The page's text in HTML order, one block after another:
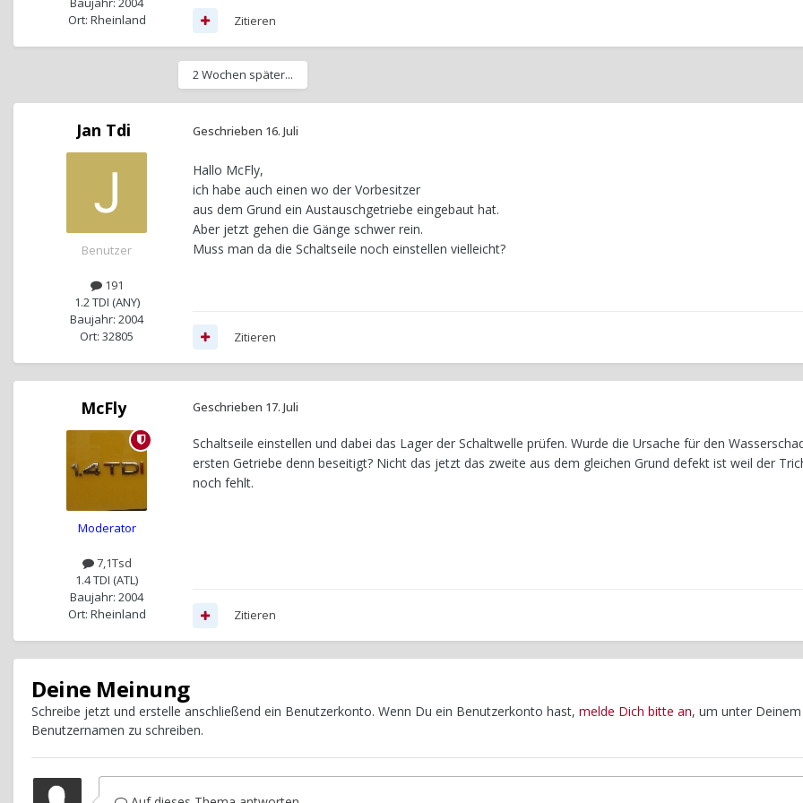
Ort: Rheinland
Zitieren
2 Wochen später...
Jan Tdi
Benutzer
191
1.2 TDI (ANY)
Baujahr: 2004
Ort: 32805
Geschrieben 16. Juli
Hallo McFly,
ich habe auch einen wo der Vorbesitzer
aus dem Grund ein Austauschgetriebe eingebaut hat.
Aber jetzt gehen die Gänge schwer rein.
Muss man da die Schaltseile noch einstellen vielleicht?
Zitieren
McFly
Moderator
7,1Tsd
1.4 TDI (ATL)
Baujahr: 2004
Ort: Rheinland
Geschrieben 17. Juli
Schaltseile einstellen und dabei das Lager der Schaltwelle prüfen. Wurde die Ursache für den
ersten Getriebe denn beseitigt? Nicht das jetzt das zweite aus dem gleichen Grund defekt ist weil der
noch fehlt.
Zitieren
Deine Meinung
Schreibe jetzt und erstelle anschließend ein Benutzerkonto. Wenn Du ein Benutzerkonto hast, melde Dich bitte an, um unter Deinem
Benutzernamen zu schreiben.